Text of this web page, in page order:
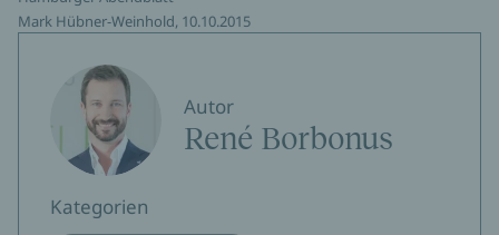
Mark Hübner-Weinhold, 10.10.2015
Autor
René Borbonus
Kategorien